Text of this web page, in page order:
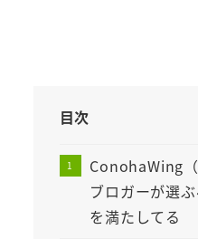
目次
ConohaWing
ブロガーが選
を満たしてる